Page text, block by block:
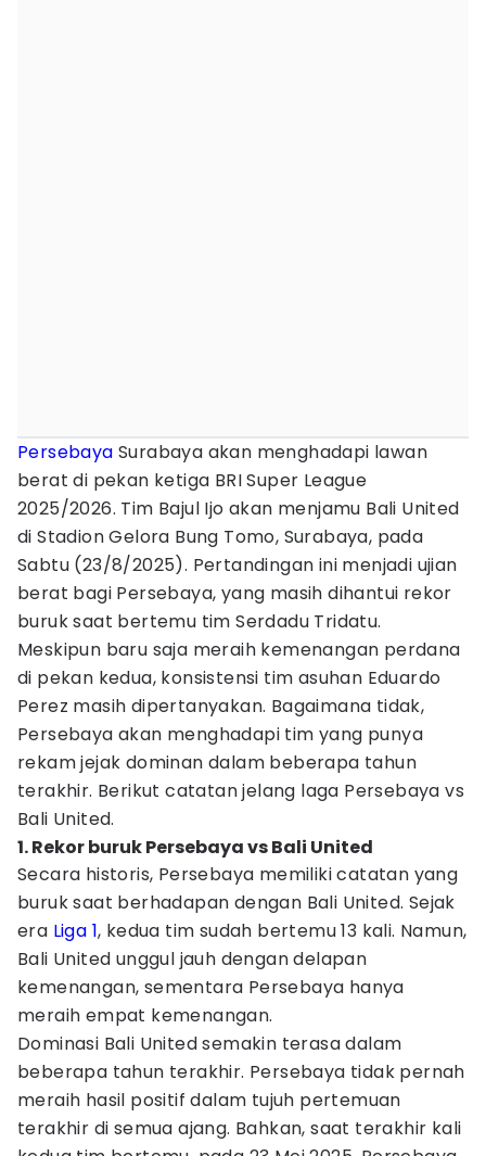
Persebaya Surabaya akan menghadapi lawan
berat di pekan ketiga BRI Super League
2025/2026. Tim Bajul Ijo akan menjamu Bali United
di Stadion Gelora Bung Tomo, Surabaya, pada
Sabtu (23/8/2025). Pertandingan ini menjadi ujian
berat bagi Persebaya, yang masih dihantui rekor
buruk saat bertemu tim Serdadu Tridatu.
Meskipun baru saja meraih kemenangan perdana
di pekan kedua, konsistensi tim asuhan Eduardo
Perez masih dipertanyakan. Bagaimana tidak,
Persebaya akan menghadapi tim yang punya
rekam jejak dominan dalam beberapa tahun
terakhir. Berikut catatan jelang laga Persebaya vs
Bali United.
1. Rekor buruk Persebaya vs Bali United
Secara historis, Persebaya memiliki catatan yang
buruk saat berhadapan dengan Bali United. Sejak
era Liga 1, kedua tim sudah bertemu 13 kali. Namun,
Bali United unggul jauh dengan delapan
kemenangan, sementara Persebaya hanya
meraih empat kemenangan.
Dominasi Bali United semakin terasa dalam
beberapa tahun terakhir. Persebaya tidak pernah
meraih hasil positif dalam tujuh pertemuan
terakhir di semua ajang. Bahkan, saat terakhir kali